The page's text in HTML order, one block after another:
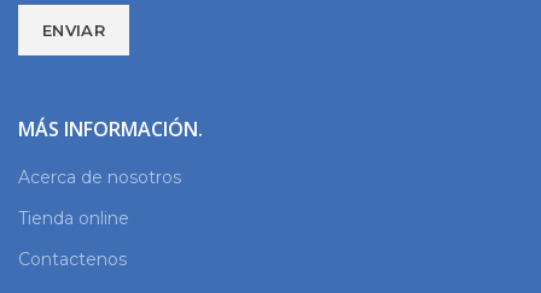
MÁS INFORMACIÓN.
Acerca de nosotros
Tienda online
Contactenos